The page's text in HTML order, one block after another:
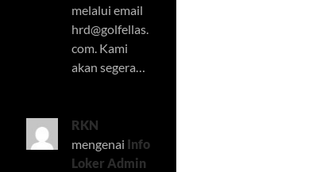
melalui email
hrd@golfellas.
com. Kami
akan segera…
RKN
mengenai Info
Loker Admin